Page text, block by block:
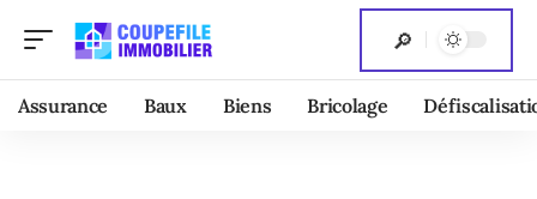
Assurance Baux Biens Bricolage